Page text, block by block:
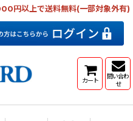
円以上で送料無料(一部対象外有)
カート
問い合わ
せ